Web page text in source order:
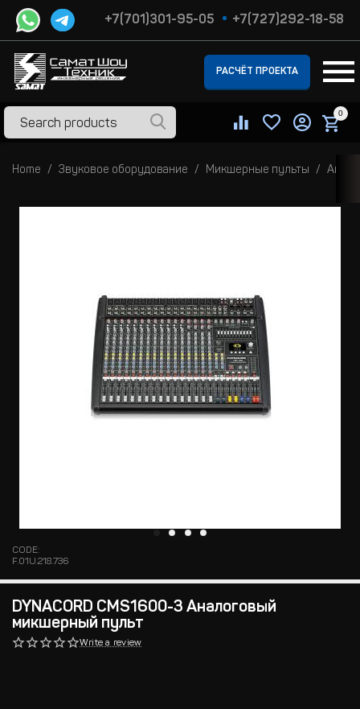
+7(701)301-95-05 +7(727)292-18-58
РАСЧЁТ ПРОЕКТА
0
Home Звуковое оборудование Микшерные пульты
CODE:
F.01U.218.736
DYNACORD CMS1600-3 Аналоговый
микшерный пульт
Write a review